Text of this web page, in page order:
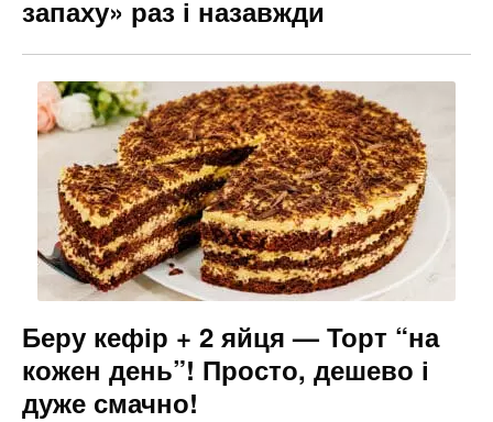
запаху» раз і назавжди
Беру кефір + 2 яйця — Торт “на
кожен день”! Просто, дешево і
дуже смачно!